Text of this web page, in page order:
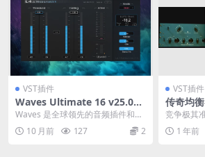
VST插件
Waves Ultimate 16 v25.09.
29 Incl V.R
Waves 是全球领先的音频插件和信
号处理器开发商，服务于专业和消
费电子音频市场...
10 月前 127 2
VST插件
传奇均
e Tec
ST3 AAX
竞争极其
来，传奇
的录音和
1 年前